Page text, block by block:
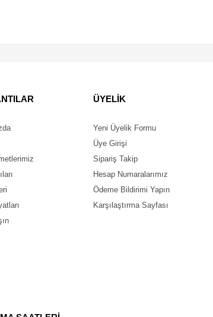
ÜYELİK
Yeni Üyelik Formu
Üye Girişi
Sipariş Takip
Hesap Numaralarımız
Ödeme Bildirimi Yapın
Karşılaştırma Sayfası